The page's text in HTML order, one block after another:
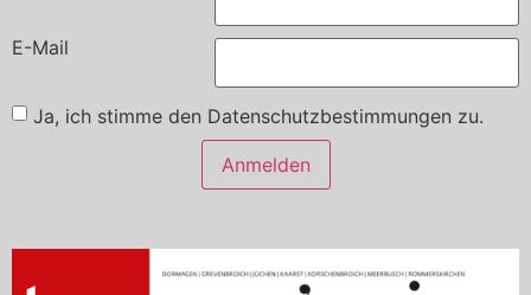
E-Mail
Ja, ich stimme den Datenschutzbestimmungen zu.
Anmelden